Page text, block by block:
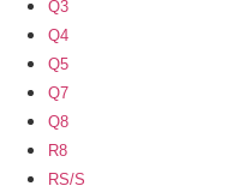
Q3
Q4
Q5
Q7
Q8
R8
RS/S